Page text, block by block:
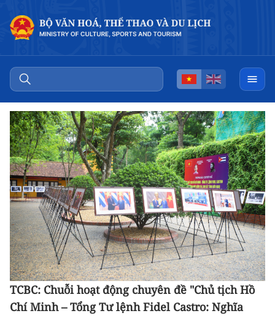
TCBC: Chuỗi hoạt động chuyên đề "Chủ tịch Hồ
Chí Minh – Tổng Tư lệnh Fidel Castro: Nghĩa